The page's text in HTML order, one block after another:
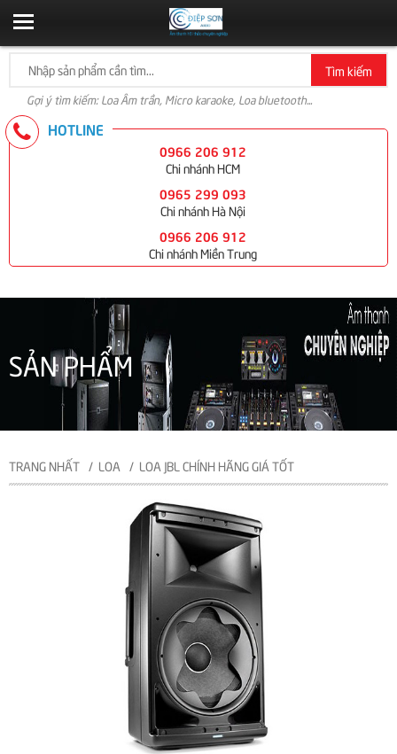
Tìm kiếm
Gợi ý tìm kiếm: Loa Âm trần, Micro karaoke, Loa bluetooth...
HOTLINE
0966 206 912
Chi nhánh HCM
0965 299 093
Chi nhánh Hà Nội
0966 206 912
Chi nhánh Miền Trung
SẢN PHẨM
TRANG NHẤT LOA LOA JBL CHÍNH HÃNG GIÁ TỐT